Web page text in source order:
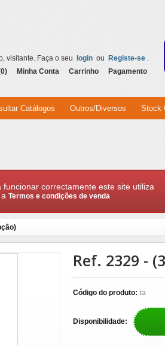
Minha Conta Carrinho Pagamento
visitante. Faça o seu login ou Registe-se .
Catálogos Outros/Diversos Stock
correctamente este site utiliza
Termos e condições de venda
Ref. 2329 -
Código do produto: ta
Disponibilidade: